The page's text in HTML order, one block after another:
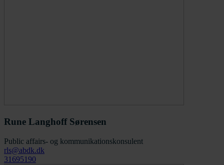
Rune Langhoff Sørensen
Public affairs- og kommunikationskonsulent
rls@abdk.dk
31695190